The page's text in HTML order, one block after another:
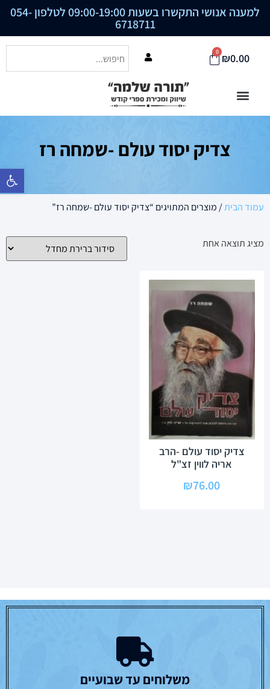
פתח סרגל
למענה אנושי התקשרו בשעות 09:00-19:00 לטלפון 054-
6718711
₪0.00
0
צדיק יסוד עולם -שמחה רז
עמוד הבית/ מוצרים המתויגים “צדיק יסוד עולם -שמחה רז”
מציג תוצאה אחת
צדיק יסוד עולם -הרב
אריה לווין זצ"ל
₪76.00
משלוחים עד שבועיים